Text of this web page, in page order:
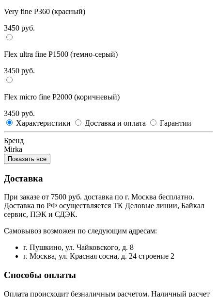
Very fine Р360 (красный)
3450 руб.
Flex ultra fine Р1500 (темно-серый)
3450 руб.
Flex micro fine Р2000 (коричневый)
3450 руб.
Характеристики
Доставка и оплата Гарантии
Бренд
Mirka
Показать все
Доставка
При заказе от 7500 руб. доставка по г. Москва бесплатно.
Доставка по РФ осуществляется ТК Деловые линии, Байкал
сервис, ПЭК и СДЭК.
Самовывоз возможен по следующим адресам:
г. Пушкино, ул. Чайковского, д. 8
г. Москва, ул. Красная сосна, д. 24 строение 2
Способы оплаты
Оплата происходит безналичным расчетом. Наличный расчет